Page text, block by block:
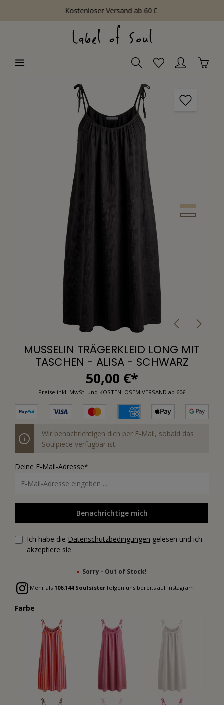
Kostenloser Versand ab 60 €
MUSSELIN TRÄGERKLEID LONG MIT
TASCHEN - ALISA - SCHWARZ
50,00 €*
Preise inkl. MwSt. und KOSTENLOSEM VERSAND ab 60€
Wir benachrichtigen dich per E-Mail, sobald das
Soulpiece verfügbar ist.
Deine E-Mail-Adresse*
Benachrichtige mich
Ich habe die Datenschutzbedingungen gelesen und ich
akzeptiere sie
Sorry - Out of Stock!
Mehr als 106.144 Soulsisterfolgen uns bereits auf Instagram
Farbe